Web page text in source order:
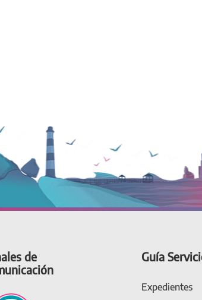
de
Guía
Expedientes